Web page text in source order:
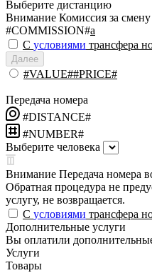
Выберите дистанцию
Внимание Комиссия за
#COMMISSION#a
С условиями трансфера
Далее
#VALUE##PRICE#
Передача номера
#DISTANCE#
#NUMBER#
Выберите человека
Внимание Передача номера
Обратная процедура не
услугу, не возвращается.
С условиями трансфера
Дополнительные услуги
Вы оплатили
Услуги
Товары